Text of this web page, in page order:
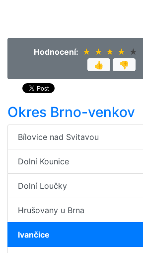
Hodnocení: ★ ★ ★ ★ ★
★ ★ ★ ★ ★
👍
👎
Okres Brno-venkov
Bílovice nad Svitavou
Dolní Kounice
Dolní Loučky
Hrušovany u Brna
Ivančice